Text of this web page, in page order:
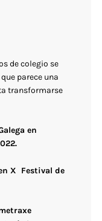
de colegio se
parece una
transformarse
en
X Festival de